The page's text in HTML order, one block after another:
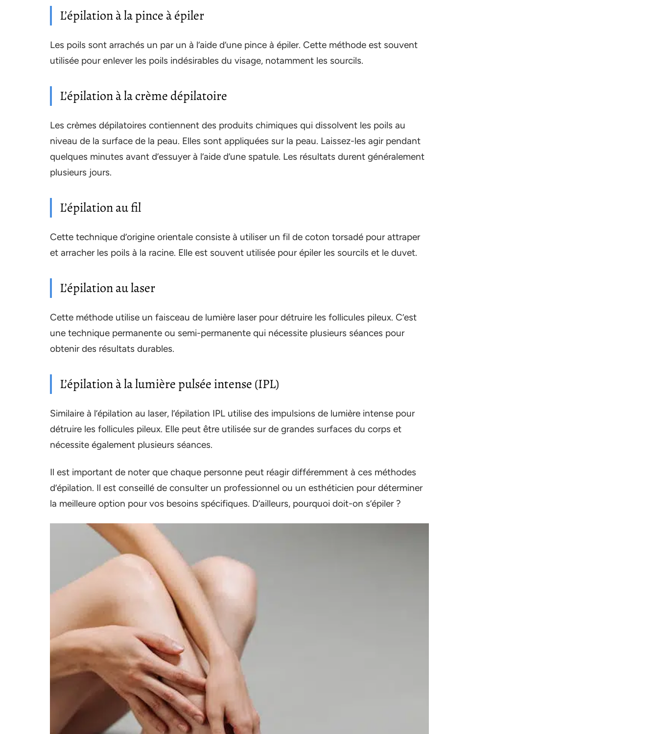
L’épilation à la pince à épiler
Les poils sont arrachés un par un à l’aide d’une pince à épiler. Cette méthode est souvent
utilisée pour enlever les poils indésirables du visage, notamment les sourcils.
L’épilation à la crème dépilatoire
Les crèmes dépilatoires contiennent des produits chimiques qui dissolvent les poils au
niveau de la surface de la peau. Elles sont appliquées sur la peau. Laissez-les agir pendant
quelques minutes avant d’essuyer à l’aide d’une spatule. Les résultats durent généralement
plusieurs jours.
L’épilation au fil
Cette technique d’origine orientale consiste à utiliser un fil de coton torsadé pour attraper
et arracher les poils à la racine. Elle est souvent utilisée pour épiler les sourcils et le duvet.
L’épilation au laser
Cette méthode utilise un faisceau de lumière laser pour détruire les follicules pileux. C’est
une technique permanente ou semi-permanente qui nécessite plusieurs séances pour
obtenir des résultats durables.
L’épilation à la lumière pulsée intense (IPL)
Similaire à l’épilation au laser, l’épilation IPL utilise des impulsions de lumière intense pour
détruire les follicules pileux. Elle peut être utilisée sur de grandes surfaces du corps et
nécessite également plusieurs séances.
Il est important de noter que chaque personne peut réagir différemment à ces méthodes
d’épilation. Il est conseillé de consulter un professionnel ou un esthéticien pour déterminer
la meilleure option pour vos besoins spécifiques. D’ailleurs, pourquoi doit-on s’épiler ?